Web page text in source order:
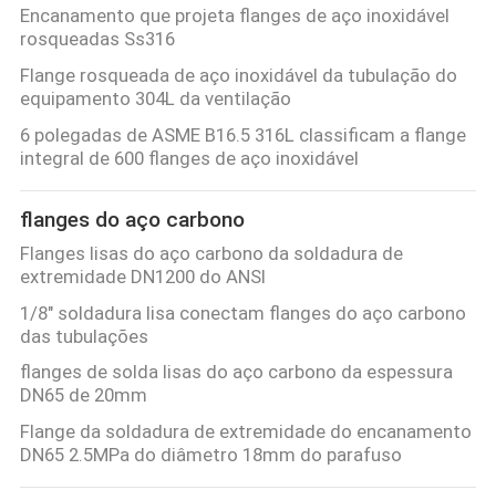
Encanamento que projeta flanges de aço inoxidável
rosqueadas Ss316
Flange rosqueada de aço inoxidável da tubulação do
equipamento 304L da ventilação
6 polegadas de ASME B16.5 316L classificam a flange
integral de 600 flanges de aço inoxidável
flanges do aço carbono
Flanges lisas do aço carbono da soldadura de
extremidade DN1200 do ANSI
1/8" soldadura lisa conectam flanges do aço carbono
das tubulações
flanges de solda lisas do aço carbono da espessura
DN65 de 20mm
Flange da soldadura de extremidade do encanamento
DN65 2.5MPa do diâmetro 18mm do parafuso